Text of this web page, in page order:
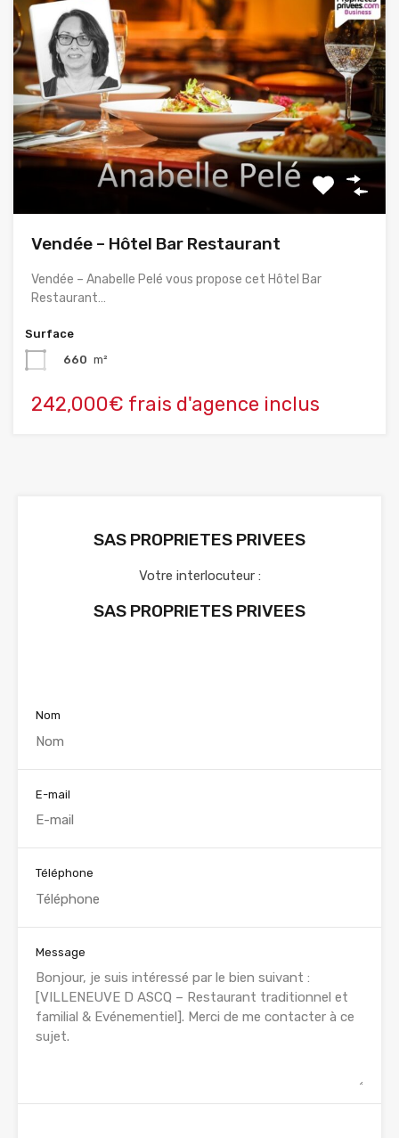
Vendée – Hôtel Bar Restaurant
Vendée – Anabelle Pelé vous propose cet Hôtel Bar
Restaurant…
Surface
660 m²
242,000€ frais d'agence inclus
SAS PROPRIETES PRIVEES
Votre interlocuteur :
SAS PROPRIETES PRIVEES
Nom
E-mail
Téléphone
Message